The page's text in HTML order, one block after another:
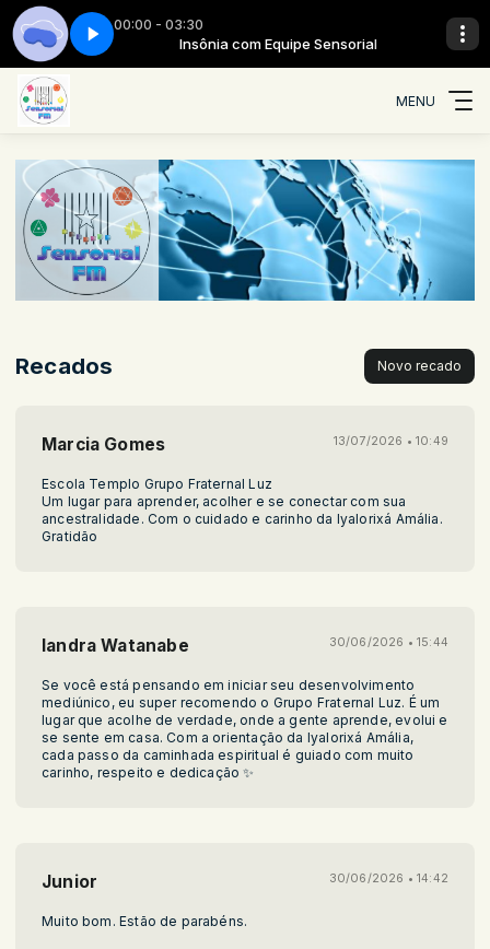
00:00 - 03:30
Insônia com Equipe Sensorial
Insônia - Parte 03
MENU
Recados Novo recado
Marcia Gomes 13/07/2026 • 10:49
Escola Templo Grupo Fraternal Luz
Um lugar para aprender, acolher e se conectar com sua
ancestralidade. Com o cuidado e carinho da Iyalorixá Amália.
Gratidão
Iandra Watanabe 30/06/2026 • 15:44
Se você está pensando em iniciar seu desenvolvimento
mediúnico, eu super recomendo o Grupo Fraternal Luz. É um
lugar que acolhe de verdade, onde a gente aprende, evolui e
se sente em casa. Com a orientação da Iyalorixá Amália,
cada passo da caminhada espiritual é guiado com muito
carinho, respeito e dedicação ✨
Junior 30/06/2026 • 14:42
Muito bom. Estão de parabéns.